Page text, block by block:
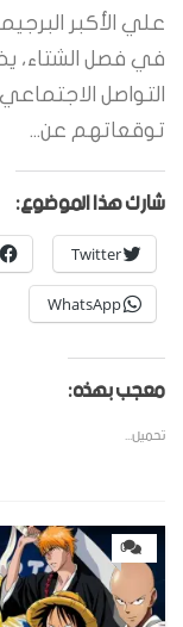
علي الأكبر
في فصل الشتاء،
التواصل
توقعاتهم عن...
شارك هذا الموضوع:
Twitter
WhatsApp
معجب بهذه:
تحميل...
0